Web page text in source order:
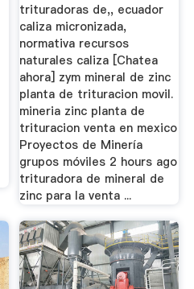
trituradoras de,, ecuador
caliza micronizada,
normativa recursos
naturales caliza [Chatea
ahora] zym mineral de zinc
planta de trituracion movil.
mineria zinc planta de
trituracion venta en mexico
Proyectos de Minería
grupos móviles 2 hours ago
trituradora de mineral de
zinc para la venta ...